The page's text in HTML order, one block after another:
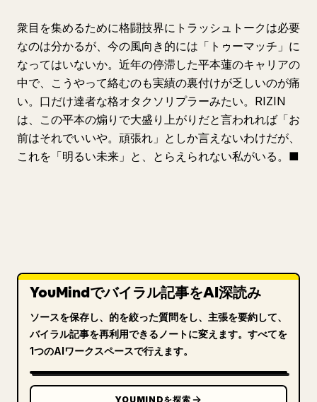
衆目を集めるために格闘技界にトラッシュトークは必要
なのは分かるが、今の風向き的には「トゥーマッチ」に
なってはいないか。近年の停滞した平本蓮のキャリアの
中で、こうやって絡むのも実績の裏付けが乏しいのが痛
い。口だけ達者な格オタクソリプラーみたい。RIZIN
は、この平本の煽りで大盛り上がりだと言われれば「お
前はそれでいいや。頑張れ」としか言えないわけだが、
これを「明るい未来」と、とらえられない私がいる。■
YouMindでバイラル記事をAI深読み
ソースを保存し、的を絞った質問をし、主張を要約して、
バイラル記事を再利用できるノートに変えます。すべてを
1つのAIワークスペースで行えます。
YOUMINDを探索